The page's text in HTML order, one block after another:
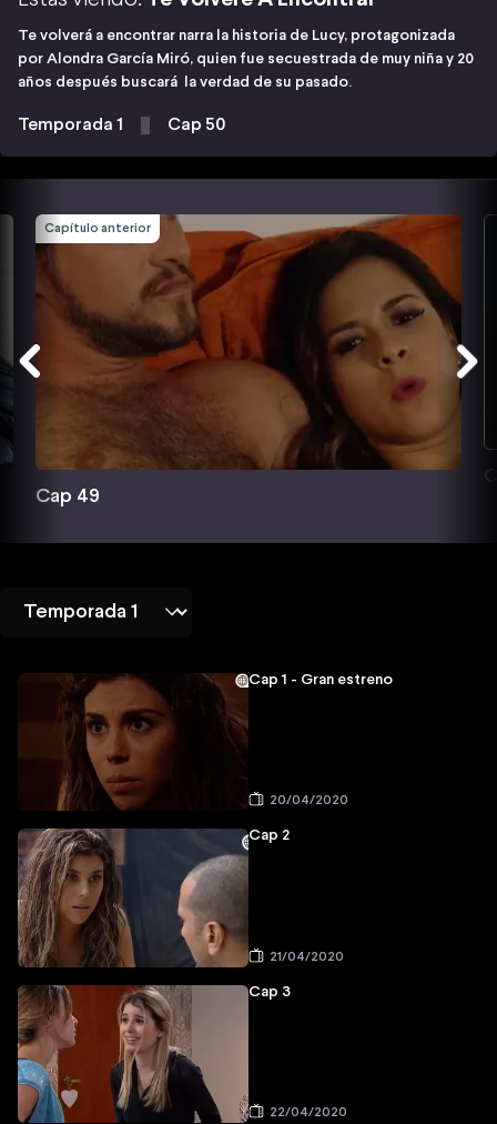
Te volverá a encontrar narra la historia de Lucy, protagonizada
por Alondra García Miró, quien fue secuestrada de muy niña y 20
años después buscará la verdad de su pasado.
Temporada 1 Cap 50
Capítulo anterior
Cap 49
Cap 1 - Gran estreno
20/04/2020
Cap 2
21/04/2020
Cap 3
22/04/2020